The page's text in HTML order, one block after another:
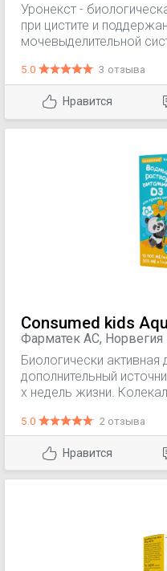
Уронекст -
при цистите и
мочевыделительной
5.0 3 отзыва
Нравится
Consumed kids
Фарматек АС, Норвегия
Биологически
дополнительный
х недель жизни.
фосфатов в кишечнике,
солей и в процессе
регулирует также
почками. Концентрация
регулирует процесс
5.0 2 отзыва
Нравится